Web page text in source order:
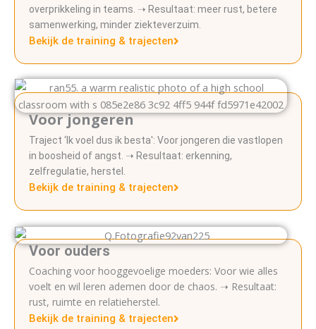
overprikkeling in teams. ➝ Resultaat: meer rust, betere
samenwerking, minder ziekteverzuim.
Bekijk de training & trajecten
Voor jongeren
Traject ‘Ik voel dus ik besta': Voor jongeren die vastlopen
in boosheid of angst. ➝ Resultaat: erkenning,
zelfregulatie, herstel.
Bekijk de training & trajecten
Voor ouders
Coaching voor hooggevoelige moeders: Voor wie alles
voelt en wil leren ademen door de chaos. ➝ Resultaat:
rust, ruimte en relatieherstel.
Bekijk de training & trajecten